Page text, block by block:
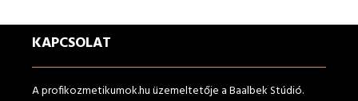
KAPCSOLAT
A profikozmetikumok.hu üzemeltetője a Baalbek Stúdió.